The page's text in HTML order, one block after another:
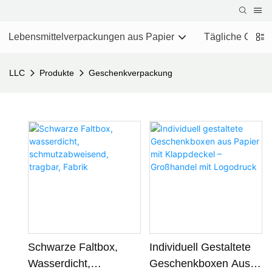
Lebensmittelverpackungen aus Papier Tägliche
LLC Produkte Geschenkverpackung
Schwarze Faltbox,
Wasserdicht,
Individuell Gestaltete
Geschenkboxen Aus